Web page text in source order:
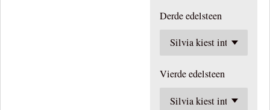
Derde edelsteen
Vierde edelsteen